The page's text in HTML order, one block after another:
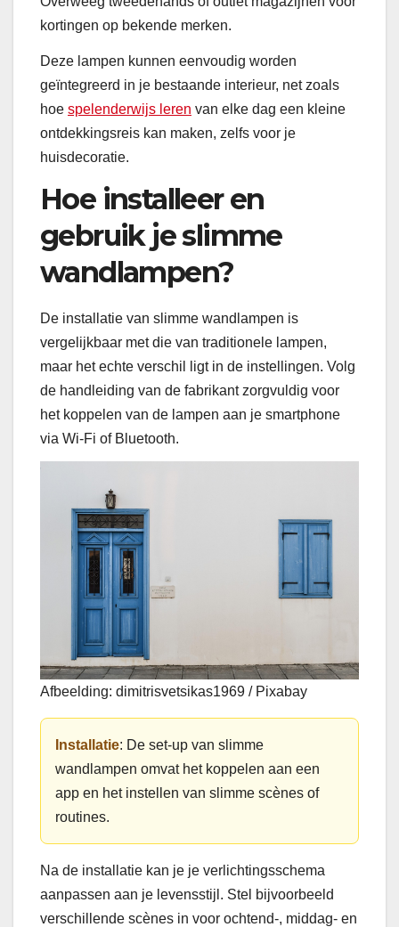
kortingen op bekende merken.
Deze lampen kunnen eenvoudig worden
geïntegreerd in je bestaande interieur, net zoals
hoe spelenderwijs leren van elke dag een kleine
ontdekkingsreis kan maken, zelfs voor je
huisdecoratie.
Hoe installeer en
gebruik je slimme
wandlampen?
De installatie van slimme wandlampen is
vergelijkbaar met die van traditionele lampen,
maar het echte verschil ligt in de instellingen. Volg
de handleiding van de fabrikant zorgvuldig voor
het koppelen van de lampen aan je smartphone
via Wi-Fi of Bluetooth.
Afbeelding: dimitrisvetsikas1969 / Pixabay
Installatie: De set-up van slimme
wandlampen omvat het koppelen aan een
app en het instellen van slimme scènes of
routines.
Na de installatie kan je je verlichtingsschema
aanpassen aan je levensstijl. Stel bijvoorbeeld
verschillende scènes in voor ochtend-, middag- en